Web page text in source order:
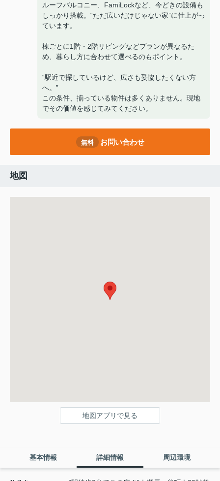
ルーフバルコニー、FamiLockなど、今どきの設備も
しっかり搭載。“ただ広いだけじゃない家”に仕上がっ
ています。
棟ごとに1階・2階リビングなどプランが異なるた
め、暮らし方に合わせて選べるのもポイント。
“駅近で探しているけど、広さも妥協したくない方
へ。”
この条件、揃っている物件は多くありません。現地
でその価値を感じてみてください。
無料 お問い合わせ
地図
地図アプリで見る
基本情報 詳細情報 周辺環境